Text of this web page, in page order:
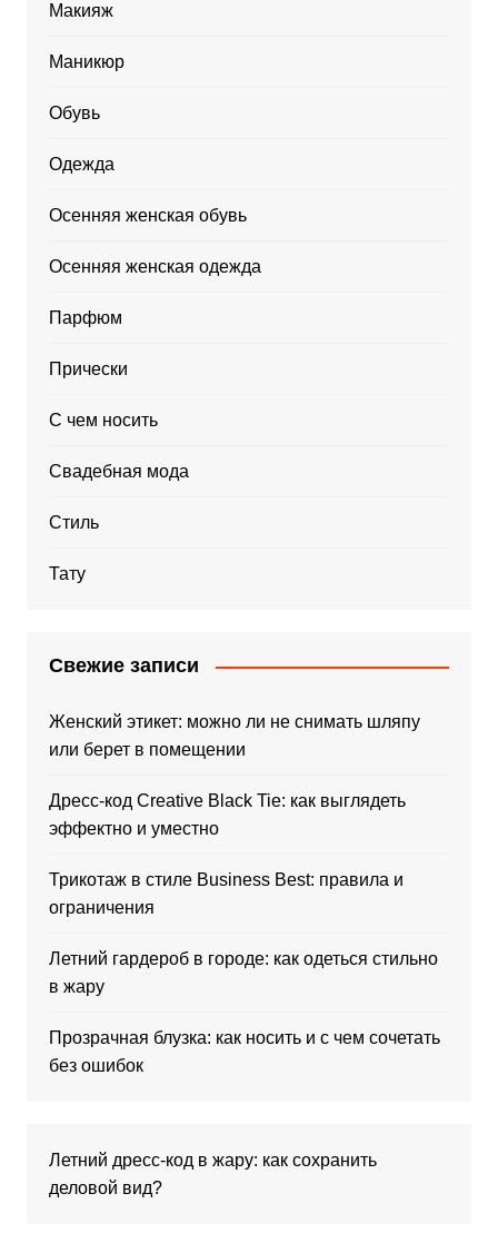
Макияж
Маникюр
Обувь
Одежда
Осенняя женская обувь
Осенняя женская одежда
Парфюм
Прически
С чем носить
Свадебная мода
Стиль
Тату
Свежие записи
Женский этикет: можно ли не снимать шляпу
или берет в помещении
Дресс-код Creative Black Tie: как выглядеть
эффектно и уместно
Трикотаж в стиле Business Best: правила и
ограничения
Летний гардероб в городе: как одеться стильно
в жару
Прозрачная блузка: как носить и с чем сочетать
без ошибок
Летний дресс-код в жару: как сохранить
деловой вид?